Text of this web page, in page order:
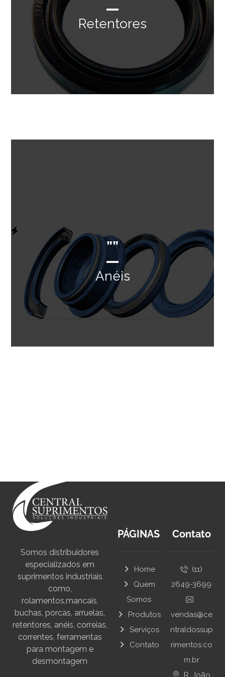
Retentores
””
Anéis
Somos distribuidores
especializados em
suprimentos industriais
como,
rolamentos,mancais,
buchas, porcas, arruelas,
retentores, anéis, correias,
correntes, ferramentas
para montagem e
desmontagem
PÁGINAS
Home
Quem
Somos
Produtos
Serviços
Contato
Contato
(11)
2649-3699
vendas@ce
ntraldossup
rimentos.co
m.br
R. João